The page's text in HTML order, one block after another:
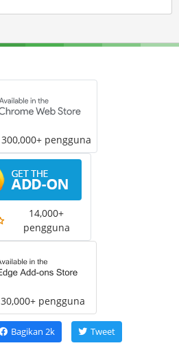
300,000+ pengguna
14,000+
pengguna
30,000+ pengguna
Bagikan 2k Tweet